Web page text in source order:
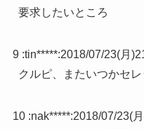
要求したいところ
9 :tin*****:2018/07/23(月
クルピ、またいつかセ
10 :nak*****:2018/07/23(